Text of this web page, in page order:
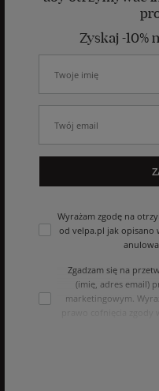
Zyskaj -10%
Wyrażam zgodę na
od velpa.pl jak opisano
Zgadzam się na
(imię, adres email)
marketingowym.
podstawie zgody